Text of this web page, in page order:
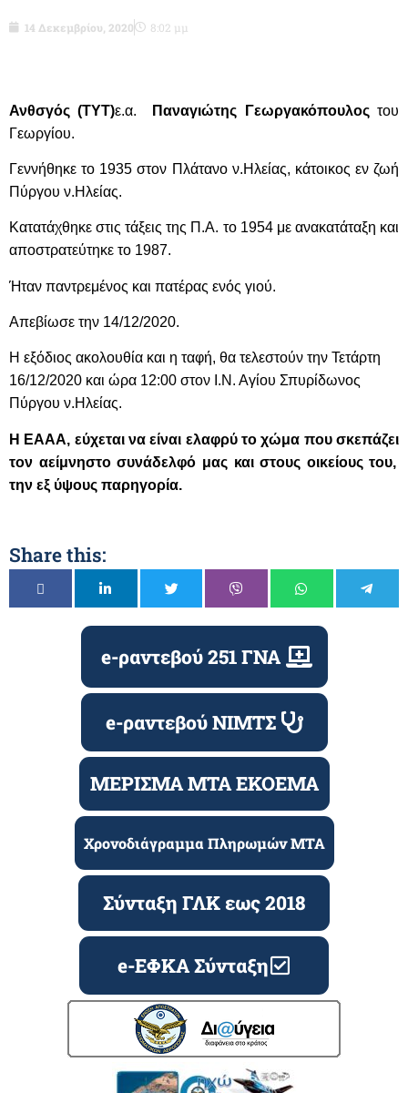
14 Δεκεμβρίου, 2020 8:02 μμ
Ανθσγός (ΤΥΤ)ε.α. Παναγιώτης Γεωργακόπουλοςτου
Γεωργίου.
Γεννήθηκε το 1935 στον Πλάτανο ν.Ηλείας, κάτοικος εν ζωή
Πύργου ν.Ηλείας.
Κατατάχθηκε στις τάξεις της Π.Α. το 1954 με ανακατάταξη και
αποστρατεύτηκε το 1987.
Ήταν παντρεμένος και πατέρας ενός γιού.
Απεβίωσε την 14/12/2020.
Η εξόδιος ακολουθία και η ταφή, θα τελεστούν την Τετάρτη
16/12/2020 και ώρα 12:00 στον Ι.Ν. Αγίου Σπυρίδωνος
Πύργου ν.Ηλείας.
Η ΕΑΑΑ, εύχεται να είναι ελαφρύ το χώμα που σκεπάζει
τον αείμνηστο συνάδελφό μας και στους οικείους του,
την εξ ύψους παρηγορία.
Share this:
e-ραντεβού 251 ΓΝΑ
e-ραντεβού ΝΙΜΤΣ
ΜΕΡΙΣΜΑ ΜΤΑ ΕΚΟΕΜΑ
Χρονοδιάγραμμα Πληρωμών ΜΤΑ
Σύνταξη ΓΛΚ εως 2018
e-ΕΦΚΑ Σύνταξη